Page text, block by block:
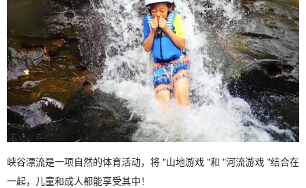
峡谷漂流是一项自然的体育活动，将 "山地游戏 "和 "河流游戏 "结合在
一起，儿童和成人都能享受其中！